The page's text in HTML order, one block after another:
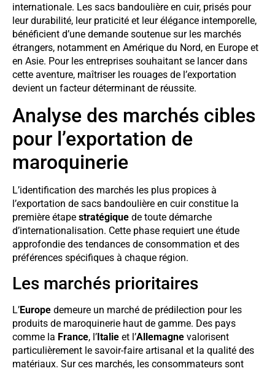
internationale. Les sacs bandoulière en cuir, prisés pour
leur durabilité, leur praticité et leur élégance intemporelle,
bénéficient d’une demande soutenue sur les marchés
étrangers, notamment en Amérique du Nord, en Europe et
en Asie. Pour les entreprises souhaitant se lancer dans
cette aventure, maîtriser les rouages de l’exportation
devient un facteur déterminant de réussite.
Analyse des marchés cibles
pour l’exportation de
maroquinerie
L’identification des marchés les plus propices à
l’exportation de sacs bandoulière en cuir constitue la
première étape stratégique de toute démarche
d’internationalisation. Cette phase requiert une étude
approfondie des tendances de consommation et des
préférences spécifiques à chaque région.
Les marchés prioritaires
L’Europe demeure un marché de prédilection pour les
produits de maroquinerie haut de gamme. Des pays
comme la France, l’ Italie et l’Allemagne valorisent
particulièrement le savoir-faire artisanal et la qualité des
matériaux. Sur ces marchés, les consommateurs sont